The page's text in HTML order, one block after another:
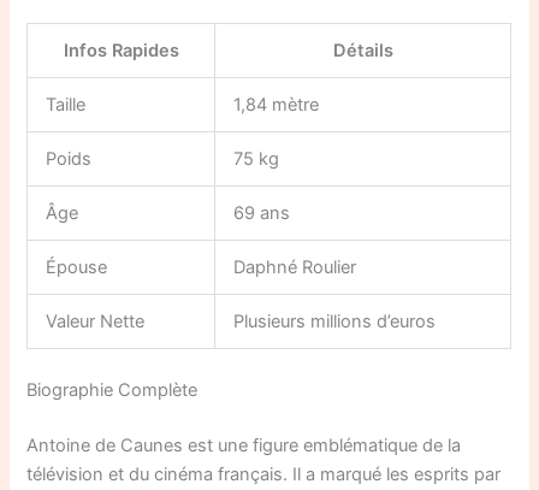
Infos Rapides Détails
Taille 1,84 mètre
Poids 75 kg
Âge 69 ans
Épouse Daphné Roulier
Valeur Nette Plusieurs millions d’euros
Biographie Complète
Antoine de Caunes est une figure emblématique de la
télévision et du cinéma français. Il a marqué les esprits par